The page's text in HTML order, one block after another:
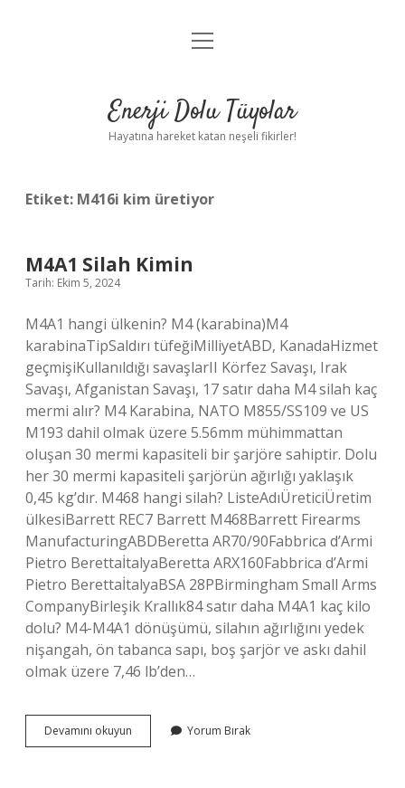
Anasayfa
Yasal Uyarı
menüyü
Enerji Dolu Tüyolar
Hayatına hareket katan neşeli fikirler!
Etiket: M416i kim üretiyor
M4A1 Silah Kimin
Tarih: Ekim 5, 2024
M4A1 hangi ülkenin? M4 (karabina)M4
karabinaTipSaldırı tüfeğiMilliyetABD, KanadaHizmet
geçmişiKullanıldığı savaşlarII Körfez Savaşı, Irak
Savaşı, Afganistan Savaşı, 17 satır daha M4 silah kaç
mermi alır? M4 Karabina, NATO M855/SS109 ve US
M193 dahil olmak üzere 5.56mm mühimmattan
oluşan 30 mermi kapasiteli bir şarjöre sahiptir. Dolu
her 30 mermi kapasiteli şarjörün ağırlığı yaklaşık
0,45 kg’dır. M468 hangi silah? ListeAdıÜreticiÜretim
ülkesiBarrett REC7 Barrett M468Barrett Firearms
ManufacturingABDBeretta AR70/90Fabbrica d’Armi
Pietro BerettaİtalyaBeretta ARX160Fabbrica d’Armi
Pietro BerettaİtalyaBSA 28PBirmingham Small Arms
CompanyBirleşik Krallık84 satır daha M4A1 kaç kilo
dolu? M4-M4A1 dönüşümü, silahın ağırlığını yedek
nişangah, ön tabanca sapı, boş şarjör ve askı dahil
olmak üzere 7,46 lb’den…
Devamını okuyun
Silah
Yorum Bırak